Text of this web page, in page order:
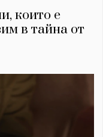
които е
в тайна от